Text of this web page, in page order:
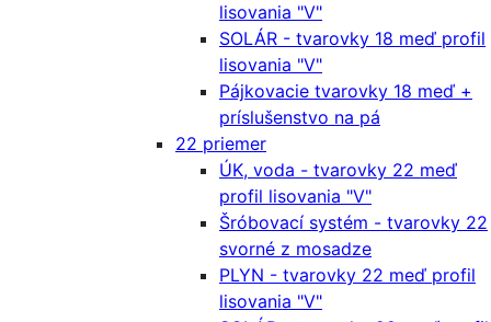
lisovania "V"
SOLÁR - tvarovky 18 meď profil
lisovania "V"
Pájkovacie tvarovky 18 meď +
príslušenstvo na pá
22 priemer
ÚK, voda - tvarovky 22 meď
profil lisovania "V"
Šróbovací systém - tvarovky 22
svorné z mosadze
PLYN - tvarovky 22 meď profil
lisovania "V"